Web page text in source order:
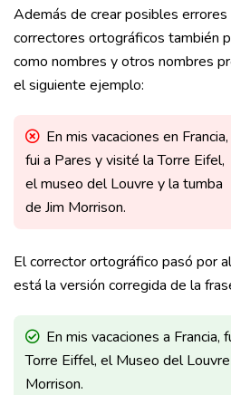
Además de crear posibles
correctores ortográficos también
como nombres y otros nombres
el siguiente ejemplo:
En mis vacaciones en Francia,
fui a Pares y visité la Torre Eifel,
el museo del Louvre y la tumba
de Jim Morrison.
El corrector ortográfico pasó por
está la versión corregida de la
En mis vacaciones a Francia,
Torre Eiffel, el Museo del
Morrison.